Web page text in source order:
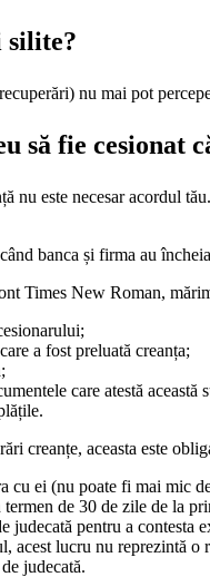
silite?
nu mai pot
să fie cesionat
nu este necesar acordul
banca și firma au
Times New Roman,
a fost preluată creanța;
care atestă această
creanțe, aceasta este
cu ei (nu poate fi mai mic
termen de 30 de zile de la
judecată pentru a contesta
acest lucru nu reprezintă o
judecată.